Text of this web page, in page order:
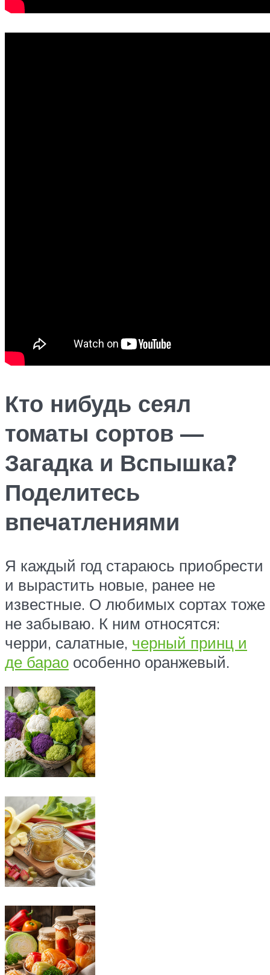
Кто нибудь сеял
томаты сортов —
Загадка и Вспышка?
Поделитесь
впечатлениями
​Я каждый год стараюсь приобрести
и вырастить новые, ранее не
известные. О любимых сортах тоже
не забываю. К ним относятся:
черри, салатные, черный принц и
де барао особенно оранжевый.​